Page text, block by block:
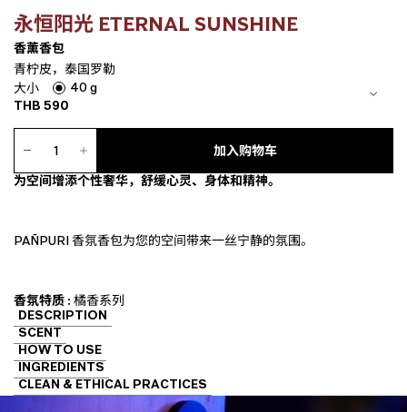
永恒阳光 ETERNAL SUNSHINE
香薰香包
青柠皮，泰国罗勒
大小
40 g
THB590
香
薰
包
加入购物车
为空间增添个性奢华，舒缓心灵、身体和精神。
PAÑPURI 香氛香包为您的空间带来一丝宁静的氛围。
香氛特质 :橘香系列
DESCRIPTION
SCENT
HOW TO USE
INGREDIENTS
CLEAN & ETHICAL PRACTICES